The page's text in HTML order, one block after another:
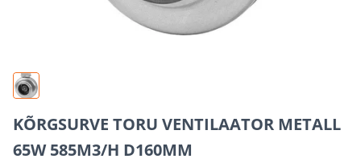
KÕRGSURVE TORU VENTILAATOR METALL
65W 585M3/H D160MM